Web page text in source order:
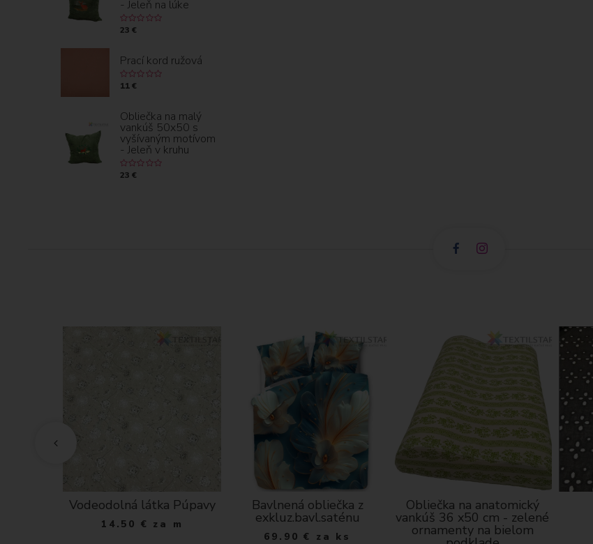
- Jeleň na lúke
23 €
Prací kord ružová
11 €
Obliečka na malý
vankúš 50x50 s
vyšívaným motívom
- Jeleň v kruhu
23 €
Vodeodolná látka Púpavy
14.50 € za m
Bavlnená obliečka z
exkluz.bavl.saténu
69.90 € za ks
Obliečka na anatomický
vankúš 36 x50 cm - zelené
ornamenty na bielom